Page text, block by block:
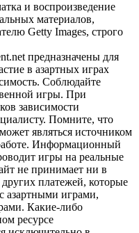
и воспроизведение
материалов,
Getty Images, строго
предназначены для
в азартных играх
Соблюдайте
игры. При
зависимости
Помните, что
являться источником
Информационный
игры на реальные
не принимает ни в
платежей, которые
азартными играми,
Какие-либо
ресурсе